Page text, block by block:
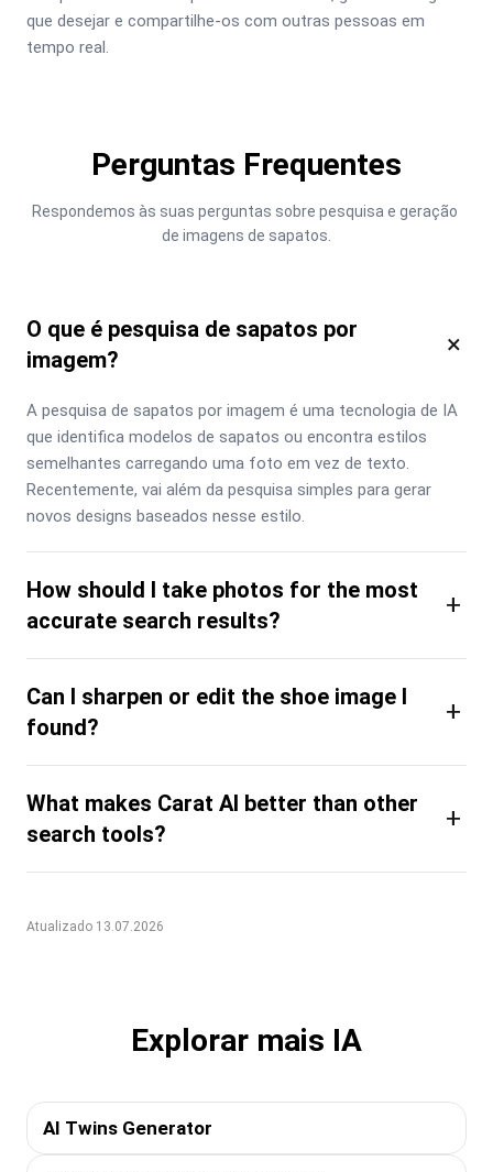
que desejar e compartilhe-os com outras pessoas em
tempo real.
Perguntas Frequentes
Respondemos às suas perguntas sobre pesquisa e geração
de imagens de sapatos.
O que é pesquisa de sapatos por
imagem?
×
A pesquisa de sapatos por imagem é uma tecnologia de IA
que identifica modelos de sapatos ou encontra estilos
semelhantes carregando uma foto em vez de texto.
Recentemente, vai além da pesquisa simples para gerar
novos designs baseados nesse estilo.
How should I take photos for the most
accurate search results?
+
Can I sharpen or edit the shoe image I
found?
+
What makes Carat AI better than other
search tools?
+
Atualizado 13.07.2026
Explorar mais IA
AI Twins Generator